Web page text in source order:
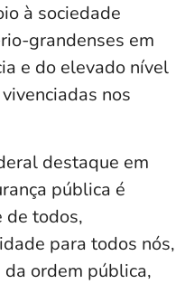
à sociedade
grandenses em
e do elevado nível
nos
destaque em
pública é
de todos,
para todos nós,
ordem pública,